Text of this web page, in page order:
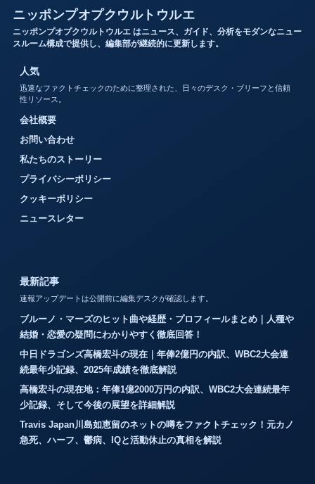
ニッポンプオプクウルトウルエ
ニッポンプオプクウルトウルエ はニュース、ガイド、分析をモダンなニュー
スルーム構成で提供し、編集部が継続的に更新します。
人気
迅速なファクトチェックのために整理された、日々のデスク・ブリーフと信頼
性リソース。
会社概要
お問い合わせ
私たちのストーリー
プライバシーポリシー
クッキーポリシー
ニュースレター
最新記事
速報アップデートは公開前に編集デスクが確認します。
ブルーノ・マーズのヒット曲や経歴・プロフィールまとめ｜人種や
結婚・恋愛の疑問にわかりやすく徹底回答！
中日ドラゴンズ高橋宏斗の現在｜年俸2億円の内訳、WBC2大会連
続最年少記録、2025年成績を徹底解説
高橋宏斗の現在地：年俸1億2000万円の内訳、WBC2大会連続最年
少記録、そして今後の展望を詳細解説
Travis Japan川島如恵留のネットの噂をファクトチェック！元カノ
急死、ハーフ、鬱病、IQと活動休止の真相を解説